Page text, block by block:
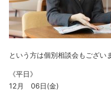
という方は個別相談会もござい
《平日》
12月 06日(金)